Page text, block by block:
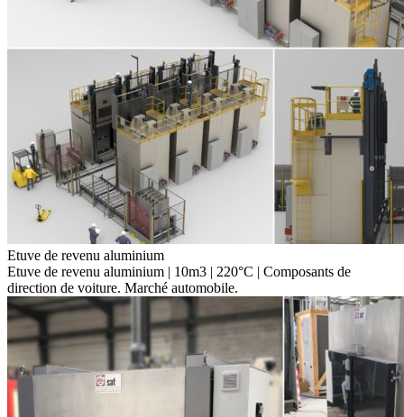
Etuve de revenu aluminium
Etuve de revenu aluminium | 10m3 | 220°C | Composants de
direction de voiture. Marché automobile.